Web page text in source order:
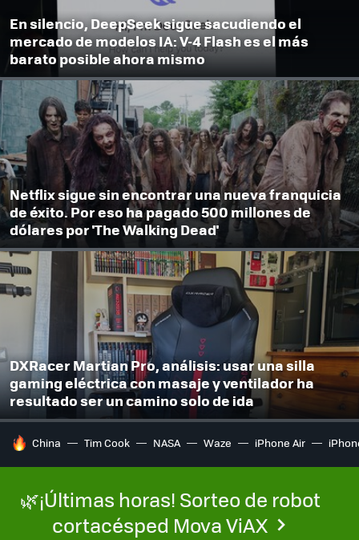
En silencio, DeepSeek sigue sacudiendo el
mercado de modelos IA: V-4 Flash es el más
barato posible ahora mismo
Netflix sigue sin encontrar una nueva franquicia
de éxito. Por eso ha pagado 500 millones de
dólares por 'The Walking Dead'
DXRacer Martian Pro, análisis: usar una silla
gaming eléctrica con masaje y ventilador ha
resultado ser un camino solo de ida
HOY SE HABLA DE
China Tim Cook NASA Waze iPhone Air
🌿¡Últimas horas! Sorteo de robot
cortacésped Mova ViAX